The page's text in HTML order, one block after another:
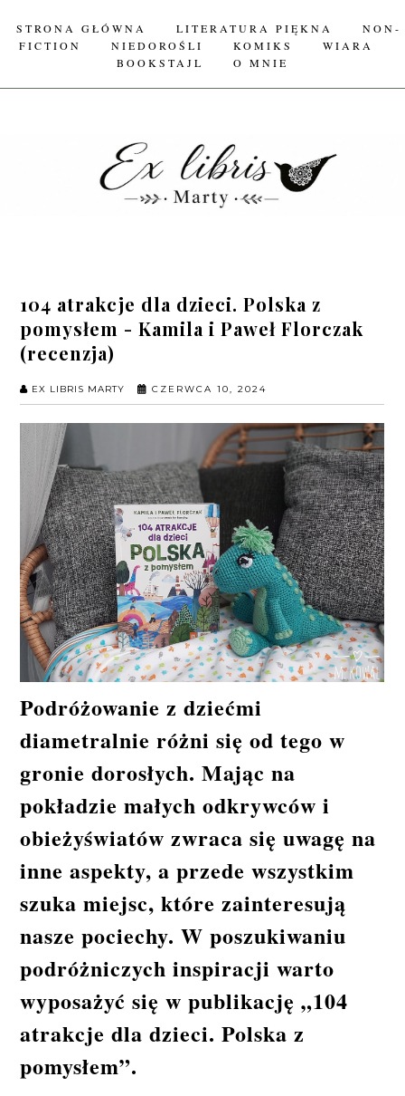
STRONA GŁÓWNA LITERATURA PIĘKNA
NON-
FICTION
NIEDOROŚLI KOMIKS
WIARA
BOOKSTAJL
O MNIE
104 atrakcje dla dzieci. Polska z
pomysłem - Kamila i Paweł Florczak
(recenzja)
EX LIBRIS MARTY CZERWCA 10, 2024
Podróżowanie z dziećmi
diametralnie różni się od tego w
gronie dorosłych. Mając na
pokładzie małych odkrywców i
obieżyświatów zwraca się uwagę na
inne aspekty, a przede wszystkim
szuka miejsc, które zainteresują
nasze pociechy. W poszukiwaniu
podróżniczych inspiracji warto
wyposażyć się w publikację „104
atrakcje dla dzieci. Polska z
pomysłem”.